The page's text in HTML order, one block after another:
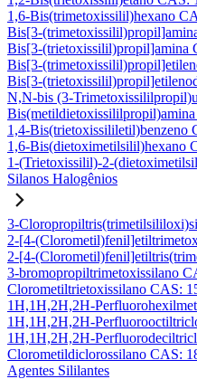
1,6-Bis(trimetoxissilil)hexano
Bis[3-
Bis[3-(trietoxissilil)propil]amina
Bis[3-
Bis[3-
N,N-bis (3-
1,4-Bis(trietoxissililetil)benzeno
1,6-Bis(dietoximetilsilil)hexano
1-(Trietoxissilil)-2-
Silanos Halogênios
3-
2-[4-
2-[4-
3-bromopropiltrimetoxissilano
Clorometiltrietoxissilano CAS:
1H,1H,2H,2H-
1H,1H,2H,2H-
1H,1H,2H,2H-
Clorometildiclorossilano CAS:
Agentes Sililantes